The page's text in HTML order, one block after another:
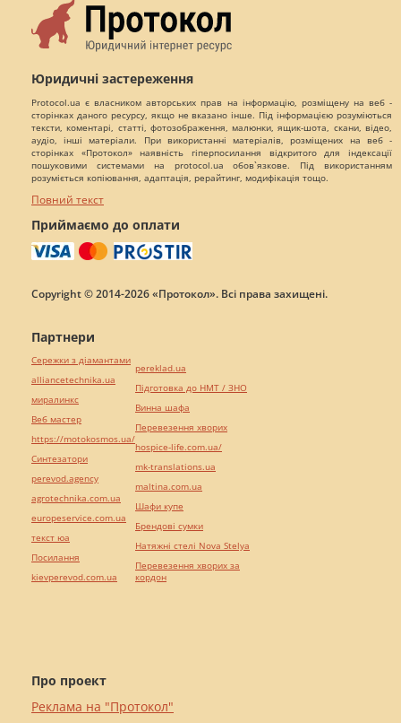
Юридичні застереження
Protocol.ua є власником авторських прав на інформацію, розміщену на веб -
сторінках даного ресурсу, якщо не вказано інше. Під інформацією розуміються
тексти, коментарі, статті, фотозображення, малюнки, ящик-шота, скани, відео,
аудіо, інші матеріали. При використанні матеріалів, розміщених на веб -
сторінках «Протокол» наявність гіперпосилання відкритого для індексації
пошуковими системами на protocol.ua обов`язкове. Під використанням
розуміється копіювання, адаптація, рерайтинг, модифікація тощо.
Повний текст
Приймаємо до оплати
Copyright © 2014-2026 «Протокол». Всі права захищені.
Про проект
Реклама на "Протокол"
Партнери
Сережки з діамантами
alliancetechnika.ua
миралинкс
Веб мастер
https://motokosmos.ua/
Синтезатори
perevod.agency
agrotechnika.com.ua
europeservice.com.ua
текст юа
Посилання
kievperevod.com.ua
pereklad.ua
Підготовка до НМТ / ЗНО
Винна шафа
Перевезення хворих
hospice-life.com.ua/
mk-translations.ua
maltina.com.ua
Шафи купе
Брендові сумки
Натяжні стелі Nova Stelya
Перевезення хворих за
кордон